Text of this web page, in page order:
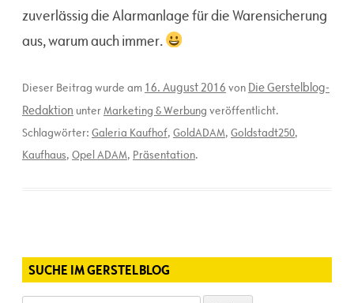
zuverlässig die Alarmanlage für die Warensicherung
aus, warum auch immer.
Dieser Beitrag wurde am 16. August 2016 von Die Gerstelblog-
Redaktion unterMarketing & Werbung veröffentlicht.
Schlagwörter: Galeria Kaufhof, GoldADAM, Goldstadt250,
Kaufhaus, Opel ADAM, Präsentation.
SUCHE IM GERSTELBLOG